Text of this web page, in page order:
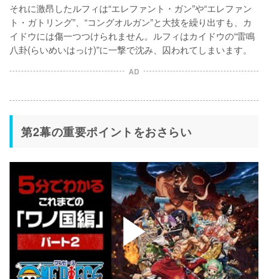
それに激昂したルフィは“エレファント・ガン”や“エレファン
ト・ガトリング”、“コングオルガン”と大技を繰り出すも、カ
イドウには傷一つつけられません。ルフィはカイドウの“雷鳴
八卦(らいめいはっけ)”に一撃で沈み、囚われてしまいます。
AD
第2幕の重要ポイントをおさらい